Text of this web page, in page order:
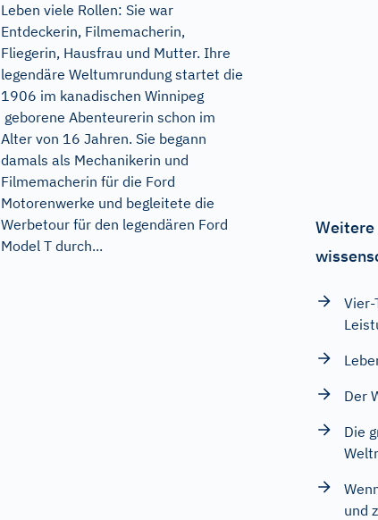
Leben viele Rollen: Sie war
Entdeckerin, Filmemacherin,
Fliegerin, Hausfrau und Mutter. Ihre
legendäre Weltumrundung startet die
1906 im kanadischen Winnipeg
geborene Abenteurerin schon im
Alter von 16 Jahren. Sie begann
damals als Mechanikerin und
Filmemacherin für die Ford
Motorenwerke und begleitete die
Werbetour für den legendären Ford
Model T durch...
Vier-
Der
Die
und